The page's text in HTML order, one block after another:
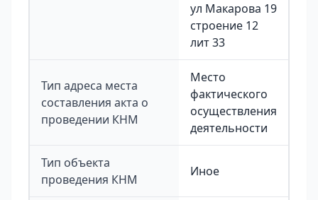
ул Макарова 19
строение 12
лит 33
Тип адреса места
составления акта о
проведении КНМ
Место
фактического
осуществления
деятельности
Тип объекта
проведения КНМ
Иное